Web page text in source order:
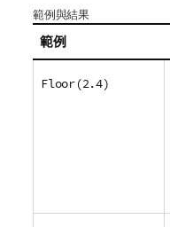
範例與結果
範例
Floor(2.4)